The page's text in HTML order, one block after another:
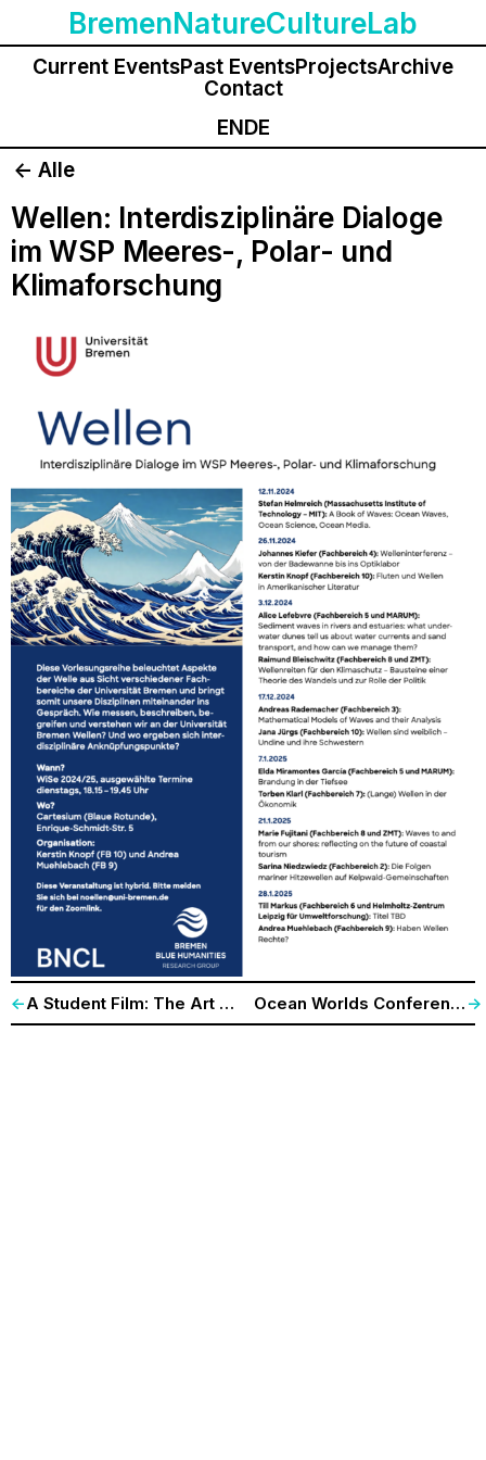
BremenNatureCultureLab
Current EventsPast EventsProjectsArchive
Contact
ENDE
<- Alle
Wellen: Interdisziplinäre Dialoge
im WSP Meeres-, Polar- und
Klimaforschung
<- A Student Film: The Art of Living on a Damaged Planet Ocean Worlds Conference ->